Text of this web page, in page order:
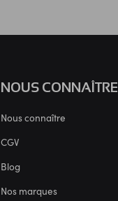
NOUS CONNAÎTRE
Nous connaître
CGV
Blog
Nos marques